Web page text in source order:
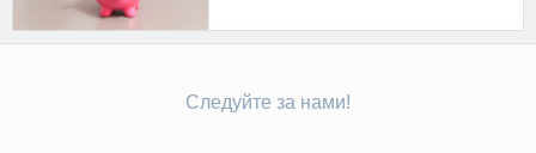
Следуйте за нами!